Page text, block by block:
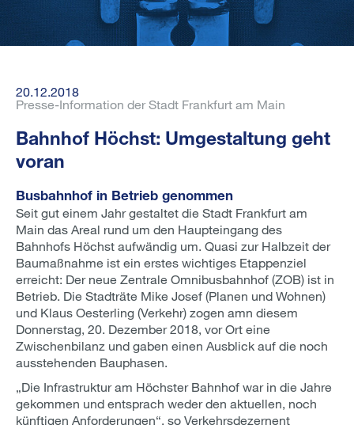
20.12.2018
Presse-Information der Stadt Frankfurt am Main
Bahnhof Höchst: Umgestaltung geht
voran
Busbahnhof in Betrieb genommen
Seit gut einem Jahr gestaltet die Stadt Frankfurt am
Main das Areal rund um den Haupteingang des
Bahnhofs Höchst aufwändig um. Quasi zur Halbzeit der
Baumaßnahme ist ein erstes wichtiges Etappenziel
erreicht: Der neue Zentrale Omnibusbahnhof (ZOB) ist in
Betrieb. Die Stadträte Mike Josef (Planen und Wohnen)
und Klaus Oesterling (Verkehr) zogen amn diesem
Donnerstag, 20. Dezember 2018, vor Ort eine
Zwischenbilanz und gaben einen Ausblick auf die noch
ausstehenden Bauphasen.
„Die Infrastruktur am Höchster Bahnhof war in die Jahre
gekommen und entsprach weder den aktuellen, noch
künftigen Anforderungen“, so Verkehrsdezernent